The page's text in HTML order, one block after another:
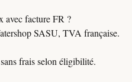
avec facture FR ?
SASU, TVA française.
frais selon éligibilité.